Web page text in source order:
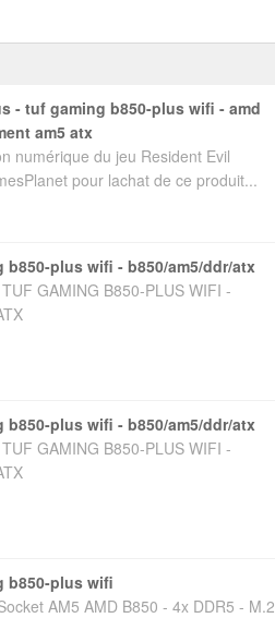
am5 atx
numérique du jeu Resident Evil
pour lachat de ce produit...
b850-plus wifi - b850/am5/ddr/atx
GAMING B850-PLUS WIFI -
b850-plus wifi - b850/am5/ddr/atx
GAMING B850-PLUS WIFI -
b850-plus wifi
AM5 AMD B850 - 4x DDR5 - M.2